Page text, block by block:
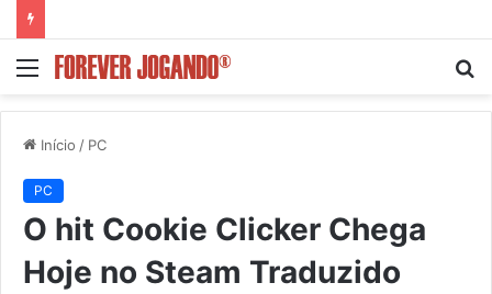
Menu
Início / PC
PC
O hit Cookie Clicker Chega
Hoje no Steam Traduzido